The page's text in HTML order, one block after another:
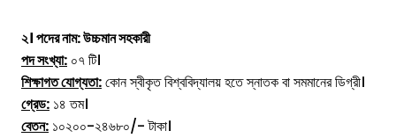
২। পদের নাম: উচ্চমান সহকারী
পদ সংখ্যা: ০৭ টি।
শিক্ষাগত যোগ্যতা:কোন স্বীকৃত বিশ্ববিদ্যালয় হতে স্নাতক বা সমমানের ডিগ্রী।
গ্রেড: ১৪ তম।
বেতন: ১০২০০-২৪৬৮০/- টাকা।